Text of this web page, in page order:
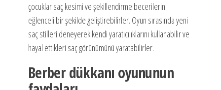
çocuklar saç kesimi ve şekillendirme becerilerini
eğlenceli bir şekilde geliştirebilirler. Oyun sırasında yeni
saç stilleri deneyerek kendi yaratıcılıklarını kullanabilir ve
hayal ettikleri saç görünümünü yaratabilirler.
Berber dükkanı oyununun